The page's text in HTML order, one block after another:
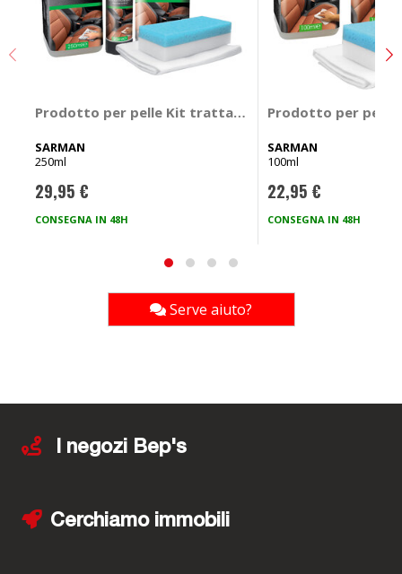
Prodotto per pelle Kit trattamento pelle - SARMAN
SARMAN
250ml
29,95 €
CONSEGNA IN 48H
Prodotto per pelle
SARMAN
100ml
22,95 €
CONSEGNA IN 48H
Serve aiuto?
I negozi Bep's
Cerchiamo immobili